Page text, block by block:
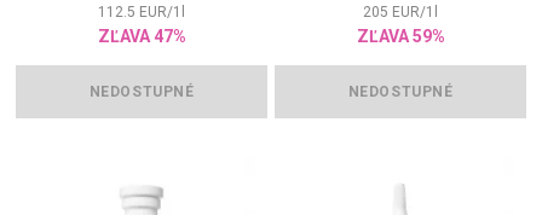
112.5 EUR/1
ZĽAVA 47%
NEDOSTUPNÉ
205 EUR/1
ZĽAVA 59%
NEDOSTUPNÉ